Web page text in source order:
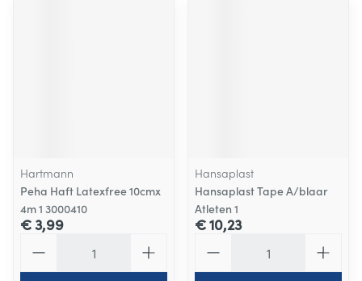
Hartmann
Peha Haft Latexfree 10cmx
4m 1 3000410
€ 3,99
Hansaplast
Hansaplast Tape A/blaar
Atleten 1
€ 10,23